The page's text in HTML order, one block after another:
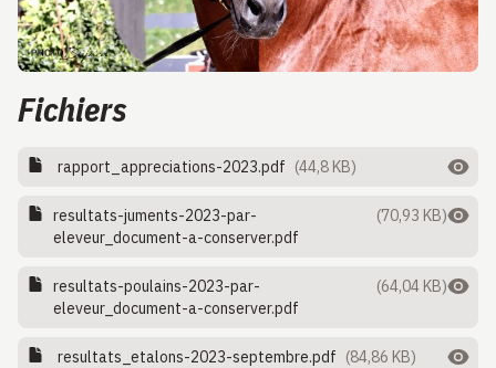
Fichiers
rapport_appreciations-2023.pdf (44,8 KB)
resultats-juments-2023-par-
eleveur_document-a-conserver.pdf
(70,93 KB)
resultats-poulains-2023-par-
eleveur_document-a-conserver.pdf
(64,04 KB)
resultats_etalons-2023-septembre.pdf (84,86 KB)